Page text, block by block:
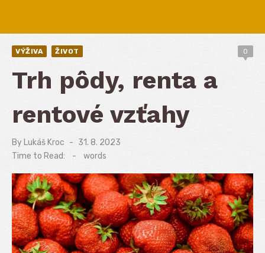
VÝŽIVA ŽIVOT 0
Trh pôdy, renta a
rentové vzťahy
By Lukáš Kroc
Posted
on
31. 8. 2023
Time to Read:
- words